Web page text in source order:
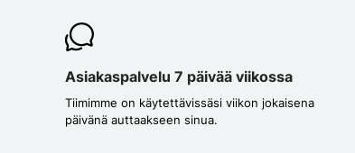
Asiakaspalvelu 7 päivää viikossa
Tiimimme on käytettävissäsi viikon jokaisena
päivänä auttaakseen sinua.